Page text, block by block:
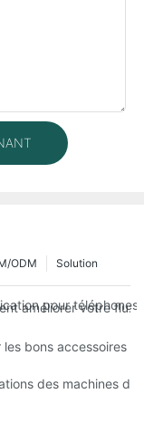
Solution
ODM
pour
améliorer votre
réparation de
les bons accessoires
de réparation
des machines